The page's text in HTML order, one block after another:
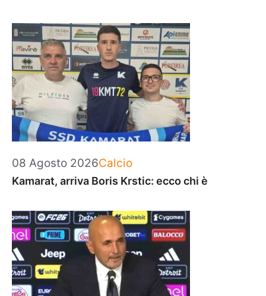
08 Agosto 2026Categorie
Calcio
Kamarat, arriva Boris Krstic: ecco chi è